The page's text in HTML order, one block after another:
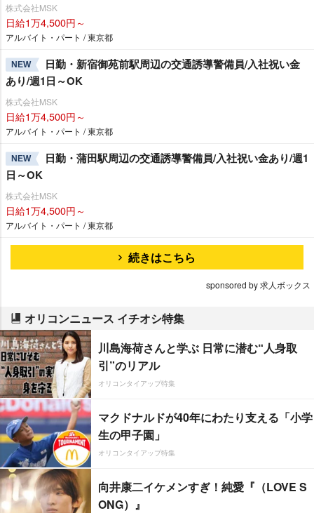
株式会社MSK
日給1万4,500円～
アルバイト・パート / 東京都
NEW
日勤・新宿御苑前駅周辺の交通誘導警備員/入社祝い金
あり/週1日～OK
株式会社MSK
日給1万4,500円～
アルバイト・パート / 東京都
NEW
日勤・蒲田駅周辺の交通誘導警備員/入社祝い金あり/週1
日～OK
株式会社MSK
日給1万4,500円～
アルバイト・パート / 東京都
続きはこちら
sponsored by 求人ボックス
オリコンニュース イチオシ特集
川島海荷さんと学ぶ 日常に潜む“人身取
引”のリアル
オリコンタイアップ特集
マクドナルドが40年にわたり支える「小学
生の甲子園」
オリコンタイアップ特集
向井康二イケメンすぎ！純愛『（LOVE S
ONG）』